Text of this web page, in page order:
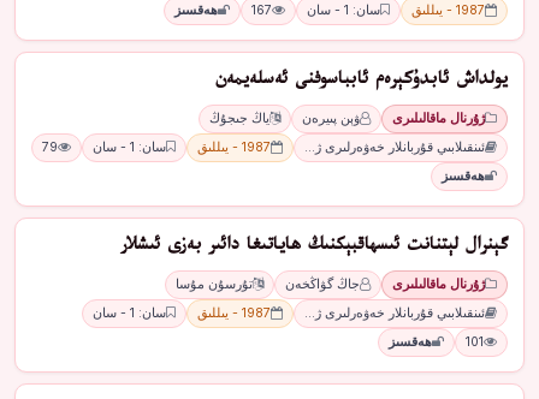
1987 - يىللىق
سان: 1 - سان 167 ھەقسىز
يولداش ئابدۇكېرەم ئابباسوفنى ئەسلەيمەن
ژۇرنال ماقالىلىرى ۋېن پىيرەن
ياڭ جىجۇڭ
ئىنقىلابىي قۇربانلار خەۋەرلىرى ژ…
1987 - يىللىق سان: 1 - سان
79
ھەقسىز
گېنرال لېتنانت ئىسھاقبېكنىڭ ھاياتىغا دائىر بەزى ئىشلار
ژۇرنال ماقالىلىرى جاڭ گۋاڭخەن
تۇرسۇن مۇسا
ئىنقىلابىي قۇربانلار خەۋەرلىرى ژ…
1987 - يىللىق
سان: 1 - سان
101
ھەقسىز